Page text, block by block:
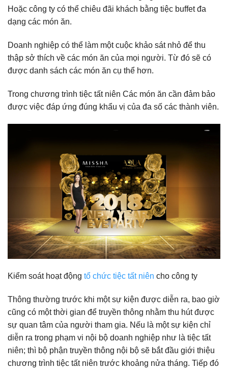
Hoặc công ty có thể chiêu đãi khách bằng tiệc buffet đa
dạng các món ăn.
Doanh nghiệp có thể làm một cuộc khảo sát nhỏ để thu
thập sở thích về các món ăn của mọi người. Từ đó sẽ có
được danh sách các món ăn cụ thể hơn.
Trong chương trình tiệc tất niên Các món ăn cần đảm bảo
được việc đáp ứng đúng khẩu vị của đa số các thành viên.
Kiểm soát hoạt động tổ chức tiệc tất niên cho công ty
Thông thường trước khi một sự kiện được diễn ra, bao giờ
cũng có một thời gian để truyền thông nhằm thu hút được
sự quan tâm của người tham gia. Nếu là một sự kiện chỉ
diễn ra trong phạm vi nội bộ doanh nghiệp như là tiệc tất
niên; thì bộ phận truyền thông nội bộ sẽ bắt đầu giới thiệu
chương trình tiệc tất niên trước khoảng nửa tháng. Tiếp đó